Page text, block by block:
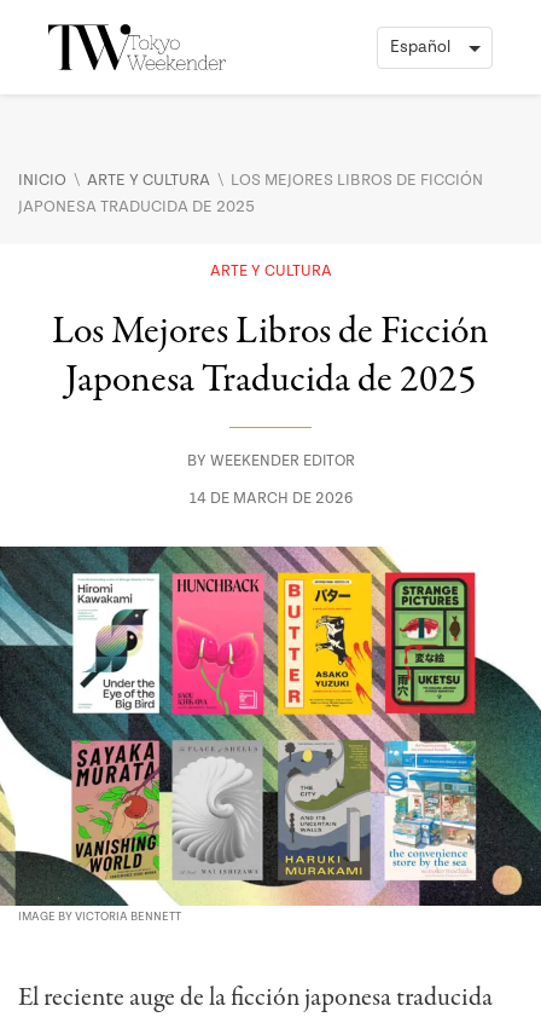
INICIO \ ARTE Y CULTURA \ LOS MEJORES LIBROS DE FICCIÓN
JAPONESA TRADUCIDA DE 2025
ARTE Y CULTURA
Los Mejores Libros de Ficción
Japonesa Traducida de 2025
BY WEEKENDER EDITOR
14 DE MARCH DE 2026
IMAGE BY VICTORIA BENNETT
El reciente auge de la ficción japonesa traducida